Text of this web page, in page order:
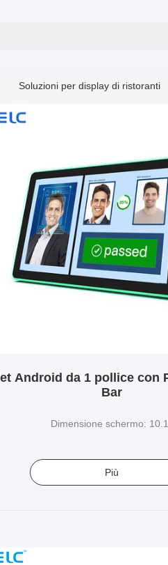
Soluzioni per display di ristoranti
Android da 1 pollice con
Bar
Dimensione schermo:
Più